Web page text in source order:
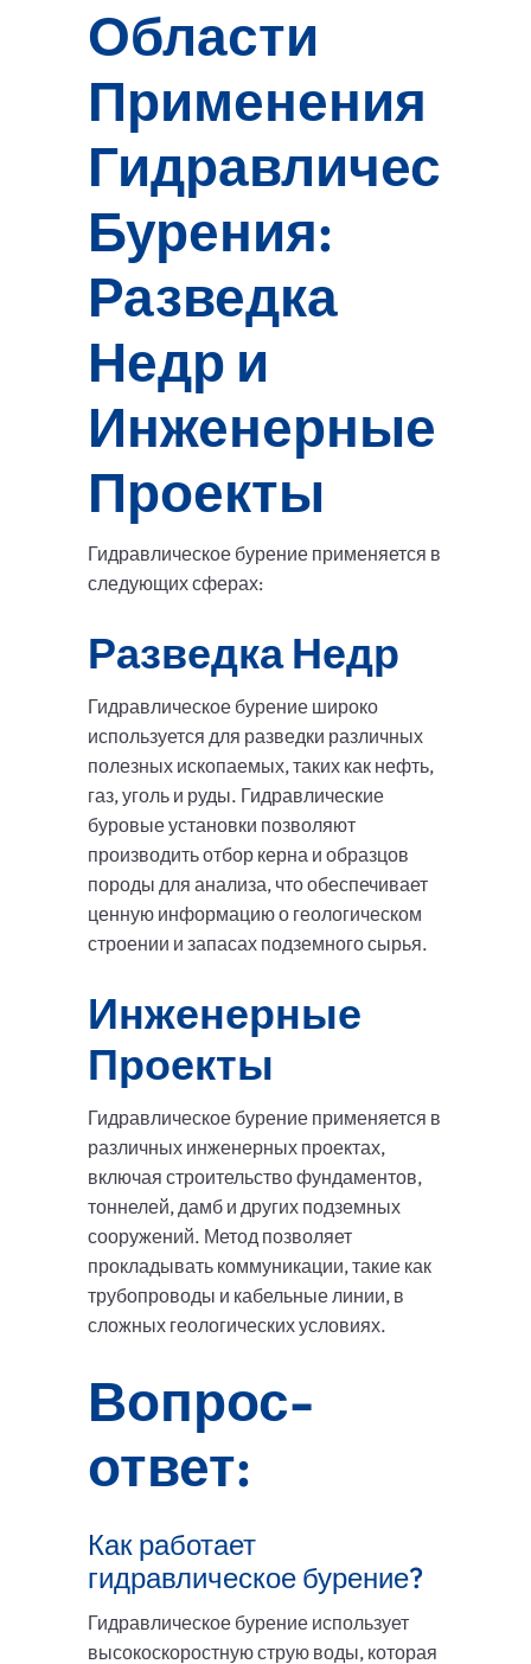
Области
Применения
Бурения:
Разведка
Недр и
Инженерные
Проекты
Гидравлическое бурение применяется в
следующих сферах:
Разведка Недр
Гидравлическое бурение широко
используется для разведки различных
полезных ископаемых, таких как нефть,
газ, уголь и руды. Гидравлические
буровые установки позволяют
производить отбор керна и образцов
породы для анализа, что обеспечивает
ценную информацию о геологическом
строении и запасах подземного сырья.
Инженерные
Проекты
Гидравлическое бурение применяется в
различных инженерных проектах,
включая строительство фундаментов,
тоннелей, дамб и других подземных
сооружений. Метод позволяет
прокладывать коммуникации, такие как
трубопроводы и кабельные линии, в
сложных геологических условиях.
Вопрос-
ответ:
Как работает
гидравлическое бурение?
Гидравлическое бурение использует
высокоскоростную струю воды, которая